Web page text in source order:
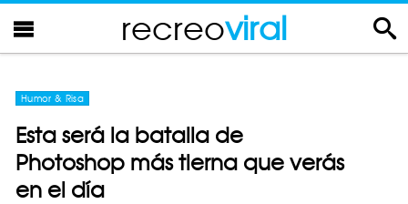
recreoviral
Humor & Risa
Esta será la batalla de
Photoshop más tierna que verás
en el día